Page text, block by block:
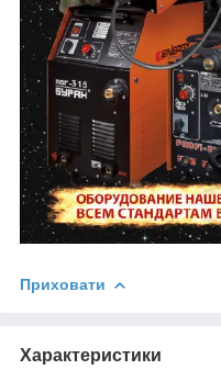
Приховати
Характеристики